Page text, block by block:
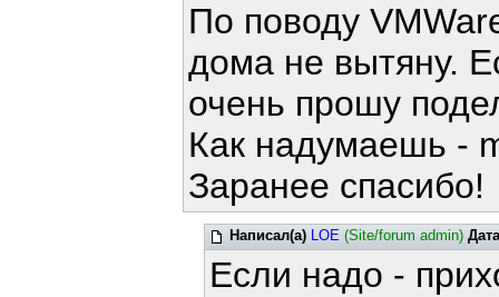
По поводу
дома не вытяну.
очень прошу
Как надумаешь -
Заранее спасибо!
Написал(а) LOE (Site/forum admin) Дата
Если надо -